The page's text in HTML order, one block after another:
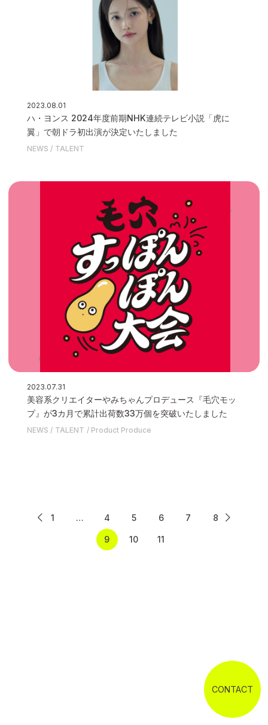
2023.08.01
ハ・ヨンス 2024年度前期NHK連続テレビ小説「虎に
翼」で朝ドラ初出演が決定いたしました
NEWS TALENT
2023.07.31
美容系クリエイターやみちゃんプロデュース『⽑⽳モッ
プ』が3カ⽉で累計出荷数33万個を突破いたしました
NEWS TALENT Product Produce
1 … 4 5 6 7 8
9 10 11
CONTACT